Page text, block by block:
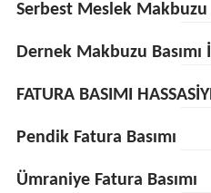
Serbest Meslek Makbuzu
Dernek Makbuzu
FATURA BASIMI
Pendik Fatura Basımı
Ümraniye Fatura Basımı